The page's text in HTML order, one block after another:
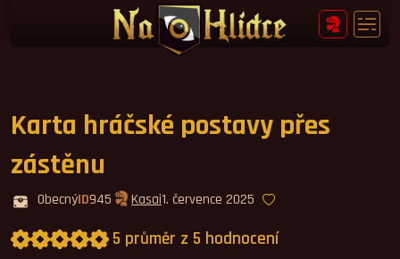
Karta hráčské postavy přes
zástěnu
ObecnýID945 Kasai1. července 2025
5 průměr z 5 hodnocení
Průměrné hodnocení 5,0.